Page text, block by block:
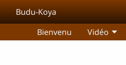
Budu-Koya
Bienvenu Vidéo